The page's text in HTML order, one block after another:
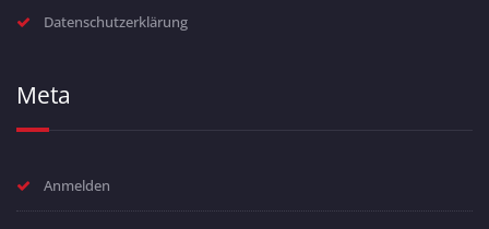
Datenschutzerklärung
Meta
Anmelden